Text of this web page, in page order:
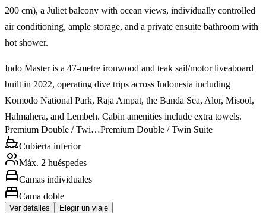
200 cm), a Juliet balcony with ocean views, individually controlled
air conditioning, ample storage, and a private ensuite bathroom with
hot shower.
Indo Master is a 47-metre ironwood and teak sail/motor liveaboard
built in 2022, operating dive trips across Indonesia including
Komodo National Park, Raja Ampat, the Banda Sea, Alor, Misool,
Halmahera, and Lembeh. Cabin amenities include extra towels.
Premium Double / Twi…Premium Double / Twin Suite
Cubierta inferior
Máx. 2 huéspedes
Camas individuales
Cama doble
Ver detalles Elegir un viaje